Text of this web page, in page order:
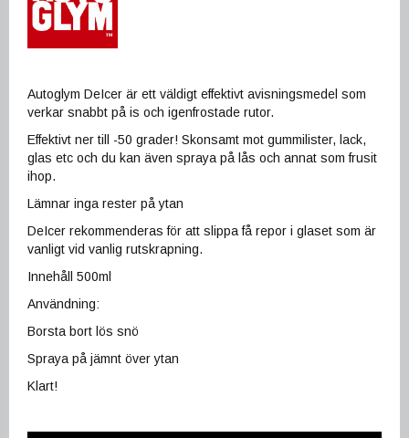
Autoglym DeIcer är ett väldigt effektivt avisningsmedel som
verkar snabbt på is och igenfrostade rutor.
Effektivt ner till -50 grader! Skonsamt mot gummilister, lack,
glas etc och du kan även spraya på lås och annat som frusit
ihop.
Lämnar inga rester på ytan
DeIcer rekommenderas för att slippa få repor i glaset som är
vanligt vid vanlig rutskrapning.
Innehåll 500ml
Användning:
Borsta bort lös snö
Spraya på jämnt över ytan
Klart!